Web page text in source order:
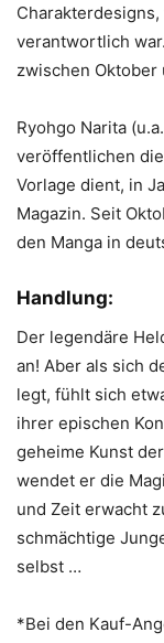
verantwortlich
zwischen Oktober
Ryohgo Narita (u.a.
veröffentlichen
Vorlage dient, in
Magazin. Seit
den Manga in
Handlung:
Der legendäre
an! Aber als sich
legt, fühlt sich
ihrer epischen
geheime Kunst
wendet er die
und Zeit erwacht
schmächtige
selbst …
*Bei den Kauf-